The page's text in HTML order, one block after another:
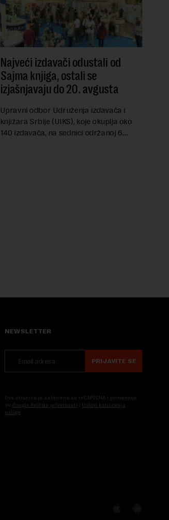
Najveći izdavači odustali od
Sajma knjiga, ostali se
izjašnjavaju do 20. avgusta
Upravni odbor Udruženja izdavača i
knjižara Srbije (UIKS), koje okuplja oko
140 izdavača, na sednici održanoj 6.
NEWSLETTER
PRIJAVITE SE
Ova stranica je zaštićena sa reCAPTCHA i primenjuju
se Google Politika privatnosti i Uslovi korišćenja
usluge